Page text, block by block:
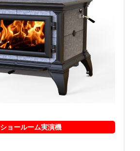
ショールーム実演機